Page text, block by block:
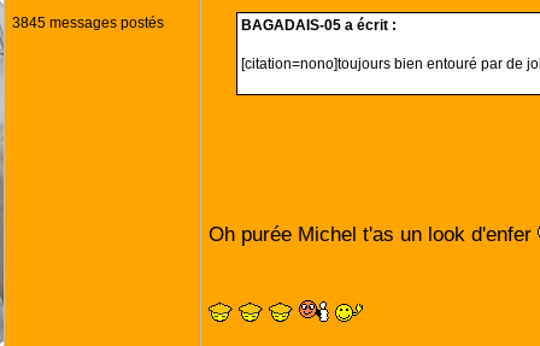
3845 messages postés
BAGADAIS-05 a écrit :
[citation=nono]toujours bien entouré par de
Oh purée Michel t'as un look d'enfer